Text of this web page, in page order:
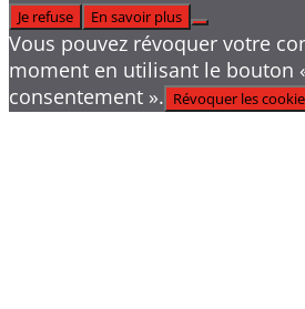
Je refuse
En savoir plus
Vous pouvez révoquer votre
moment en utilisant le bouton
consentement ». Révoquer les